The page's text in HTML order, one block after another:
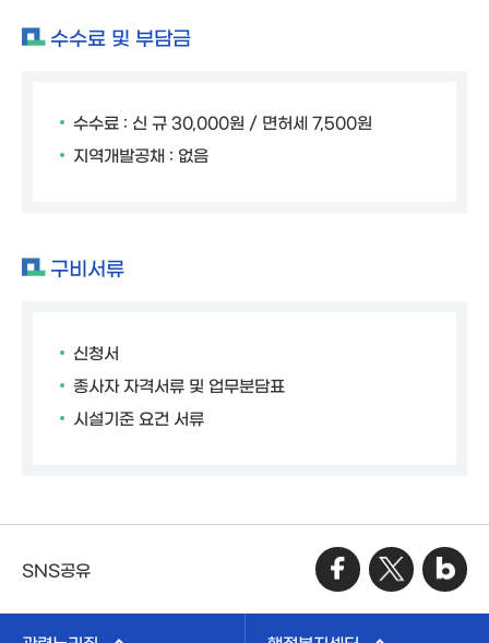
수수료 및 부담금
수수료 : 신 규 30,000원 / 면허세 7,500원
지역개발공채 : 없음
구비서류
신청서
종사자 자격서류 및 업무분담표
시설기준 요건 서류
SNS공유